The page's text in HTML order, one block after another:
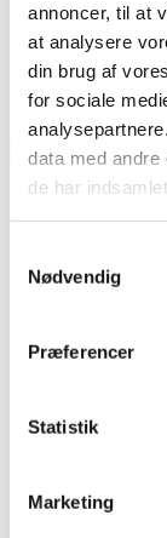
annoncer, til at
at analysere
din brug af
for sociale
data med andre
de har
Nødvendig
Præferencer
Statistik
Marketing
Bestil
Tilbud
Tekniker
Eftersyn
Produkt
Forside